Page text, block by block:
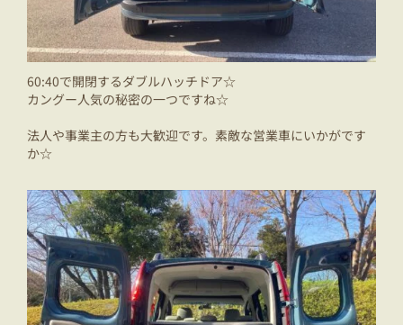
60:40で開閉するダブルハッチドア☆
カングー人気の秘密の一つですね☆
法人や事業主の方も大歓迎です。素敵な営業車にいかがです
か☆